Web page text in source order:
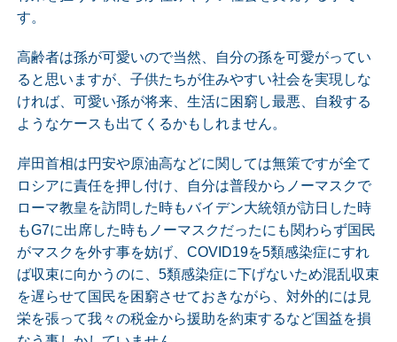
す。
高齢者は孫が可愛いので当然、自分の孫を可愛がってい
ると思いますが、子供たちが住みやすい社会を実現しな
ければ、可愛い孫が将来、生活に困窮し最悪、自殺する
ようなケースも出てくるかもしれません。
岸田首相は円安や原油高などに関しては無策ですが全て
ロシアに責任を押し付け、自分は普段からノーマスクで
ローマ教皇を訪問した時もバイデン大統領が訪日した時
もG7に出席した時もノーマスクだったにも関わらず国民
がマスクを外す事を妨げ、COVID19を5類感染症にすれ
ば収束に向かうのに、5類感染症に下げないため混乱収束
を遅らせて国民を困窮させておきながら、対外的には見
栄を張って我々の税金から援助を約束するなど国益を損